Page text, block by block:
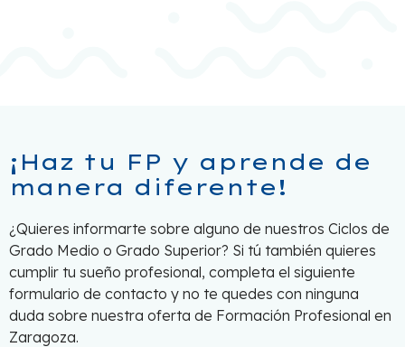
¡Haz tu FP y aprende de
manera diferente!
¿Quieres informarte sobre alguno de nuestros Ciclos de
Grado Medio o Grado Superior? Si tú también quieres
cumplir tu sueño profesional, completa el siguiente
formulario de contacto y no te quedes con ninguna
duda sobre nuestra oferta de Formación Profesional en
Zaragoza.